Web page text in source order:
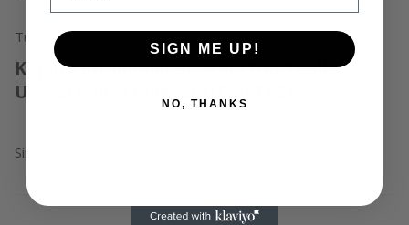
Tuotearvioita ei vielä ole.
Kirjoita ensimmäinen arvio tuotteelle “S09
UV Gel Polish Makear HEMAFREE”
Sinun on
SIGN ME UP!
NO, THANKS